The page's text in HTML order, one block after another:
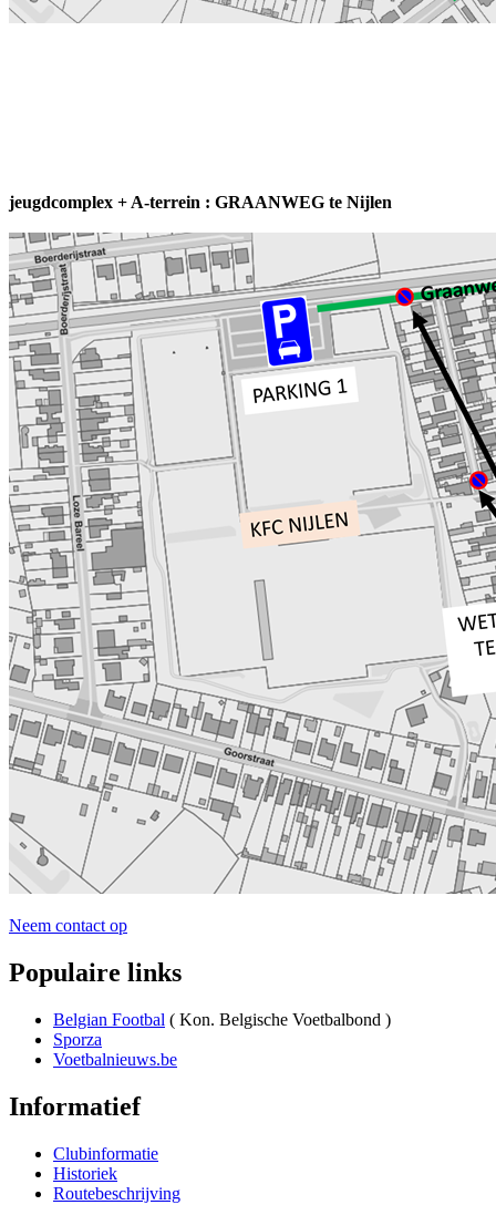
jeugdcomplex + A-terrein : GRAANWEG te Nijlen
Neem contact op
Populaire links
Belgian Footbal ( Kon. Belgische Voetbalbond )
Sporza
Voetbalnieuws.be
Informatief
Clubinformatie
Historiek
Routebeschrijving